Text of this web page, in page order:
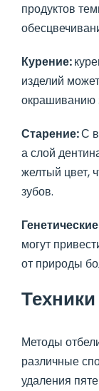
продуктов
Курение:
изделий
окрашиванию
Старение:С
а слой
желтый цвет,
зубов.
могут
от природы
Методы
различные
удаления